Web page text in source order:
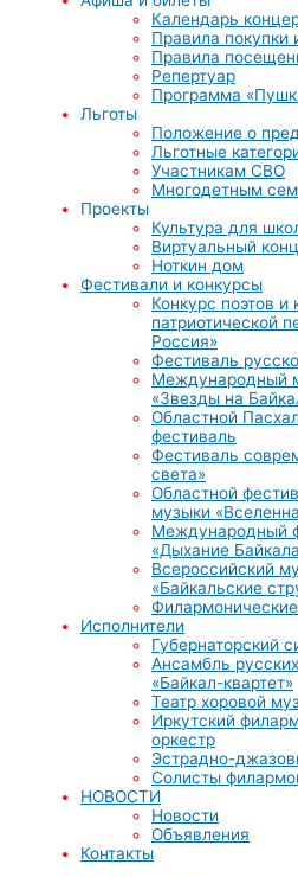
Календарь
Правила покупки
Правила
Репертуар
Программа
Льготы
Положение о
Льготные
Участникам СВО
Многодетным
Проекты
Культура для
Виртуальный
Ноткин дом
Фестивали и конкурсы
Конкурс поэтов и
патриотической
Россия»
Фестиваль
Международный
«Звезды на
Областной
фестиваль
Фестиваль
света»
Областной
музыки
Международный
«Дыхание
Всероссийский
«Байкальские
Исполнители
Губернаторский
Ансамбль
«Байкал-квартет»
Театр хоровой
Иркутский
оркестр
Эстрадно-
Солисты
НОВОСТИ
Новости
Объявления
Контакты